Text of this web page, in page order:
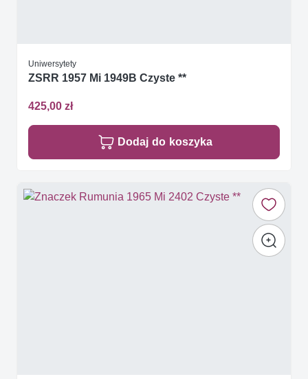
Uniwersytety
ZSRR 1957 Mi 1949B Czyste **
425,00 zł
Dodaj do koszyka